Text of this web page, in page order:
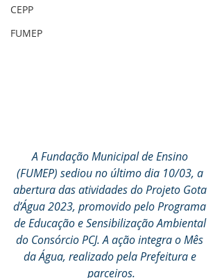
CEPP
FUMEP
A Fundação Municipal de Ensino
(FUMEP) sediou no último dia 10/03, a
abertura das atividades do Projeto Gota
d’Água 2023, promovido pelo Programa
de Educação e Sensibilização Ambiental
do Consórcio PCJ. A ação integra o Mês
da Água, realizado pela Prefeitura e
parceiros.